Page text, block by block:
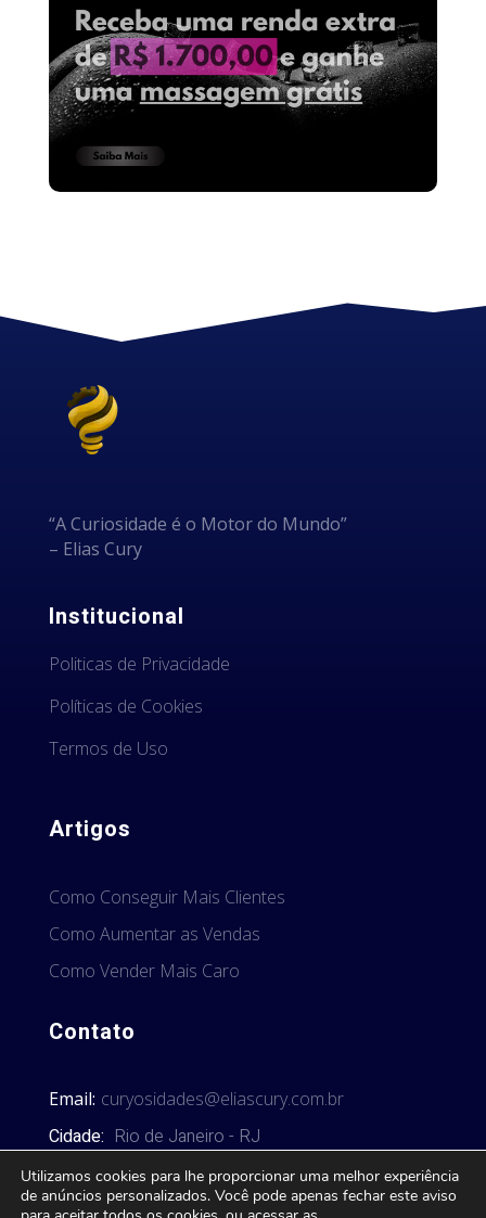
“A Curiosidade é o Motor do Mundo”
– Elias Cury
Institucional
Politicas de Privacidade
Políticas de Cookies
Termos de Uso
Artigos
Como Conseguir Mais Clientes
Como Aumentar as Vendas
Como Vender Mais Caro
Contato
Email: curyosidades@eliascury.com.br
Cidade: Rio de Janeiro - RJ
Utilizamos cookies para lhe proporcionar uma melhor experiência
de anúncios personalizados. Você pode apenas fechar este aviso